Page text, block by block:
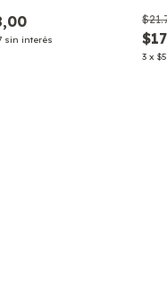
sin interés
3 x